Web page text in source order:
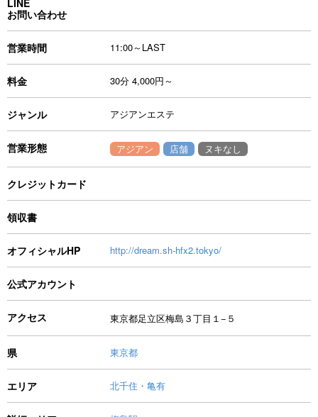
お問い合わせ
営業時間 11:00～LAST
料金 30分 4,000円～
ジャンル アジアンエステ
営業形態 アジアン 店舗 ヌキなし
クレジットカード
領収書
オフィシャルHP http://dream.sh-hfx2.tokyo/
公式アカウント
アクセス 東京都足立区梅島３丁目１−５
県 東京都
エリア 北千住・亀有